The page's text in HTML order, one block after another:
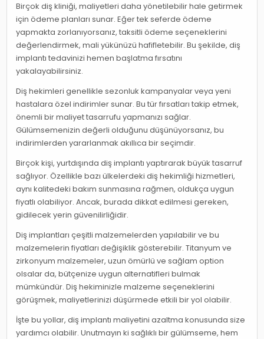
Birçok diş kliniği, maliyetleri daha yönetilebilir hale getirmek
için ödeme planları sunar. Eğer tek seferde ödeme
yapmakta zorlanıyorsanız, taksitli ödeme seçeneklerini
değerlendirmek, mali yükünüzü hafifletebilir. Bu şekilde, diş
implantı tedavinizi hemen başlatma fırsatını
yakalayabilirsiniz.
Diş hekimleri genellikle sezonluk kampanyalar veya yeni
hastalara özel indirimler sunar. Bu tür fırsatları takip etmek,
önemli bir maliyet tasarrufu yapmanızı sağlar.
Gülümsemenizin değerli olduğunu düşünüyorsanız, bu
indirimlerden yararlanmak akıllıca bir seçimdir.
Birçok kişi, yurtdışında diş implantı yaptırarak büyük tasarruf
sağlıyor. Özellikle bazı ülkelerdeki diş hekimliği hizmetleri,
aynı kalitedeki bakım sunmasına rağmen, oldukça uygun
fiyatlı olabiliyor. Ancak, burada dikkat edilmesi gereken,
gidilecek yerin güvenilirliğidir.
Diş implantları çeşitli malzemelerden yapılabilir ve bu
malzemelerin fiyatları değişiklik gösterebilir. Titanyum ve
zirkonyum malzemeler, uzun ömürlü ve sağlam option
olsalar da, bütçenize uygun alternatifleri bulmak
mümkündür. Diş hekiminizle malzeme seçeneklerini
görüşmek, maliyetlerinizi düşürmede etkili bir yol olabilir.
İşte bu yollar, diş implantı maliyetini azaltma konusunda size
yardımcı olabilir. Unutmayın ki sağlıklı bir gülümseme, hem